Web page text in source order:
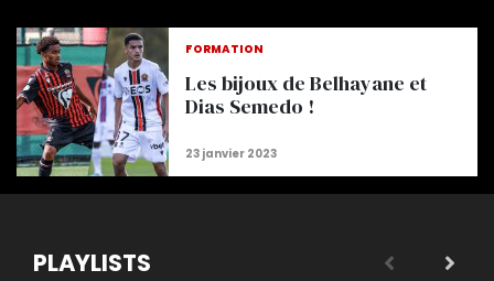
FORMATION
Les bijoux de Belhayane et
Dias Semedo !
JT des jeunes #34 : la N3 arrache le nul
PLAYLISTS